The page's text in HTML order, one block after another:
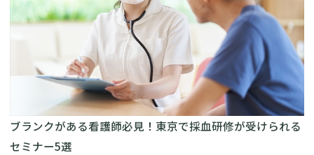
ブランクがある看護師必見！東京で採血研修が受けられる
セミナー5選